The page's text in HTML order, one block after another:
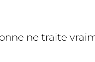
ne traite